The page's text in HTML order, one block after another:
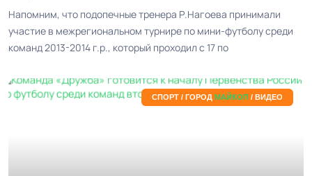
Напомним, что подопечные тренера Р.Нагоева принимали
участие в межрегиональном турнире по мини-футболу среди
команд 2013-2014 г.р., который проходил с 17 по
СПОРТ / ГОРОД МАЙКОП / ВИДЕО